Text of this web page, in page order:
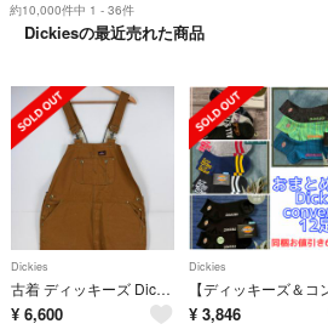
約10,000件中 1 - 36件
Dickiesの最近売れた商品
Dickies
古着 ディッキーズ Dickies ダック オーバーオール ワンポイント ジップ ハンマーループ スパナポケット 大きいサイズ ブラウン メンズ
¥ 6,600
Dickies
¥ 3,846